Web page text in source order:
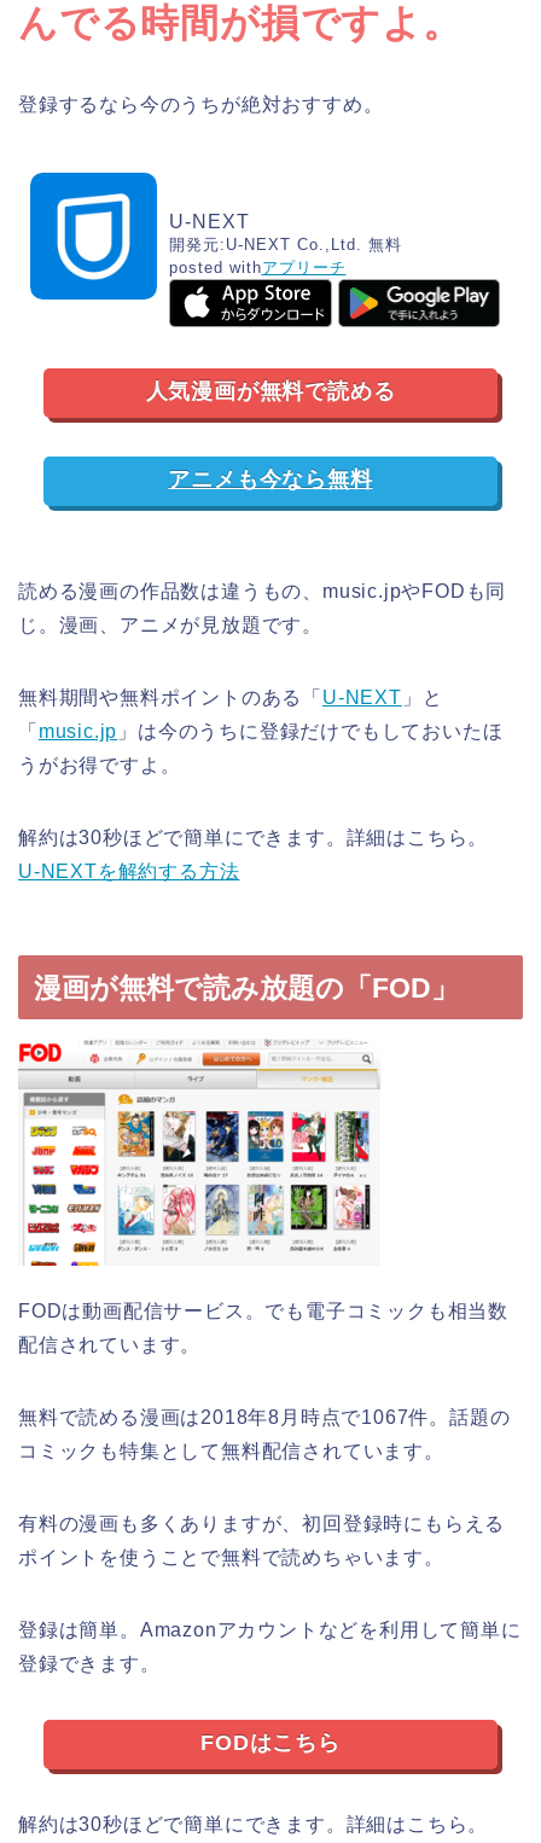
んでる時間が損ですよ。
登録するなら今のうちが絶対おすすめ。
U-NEXT
開発元: U-NEXT Co.,Ltd. 無料
posted withアプリーチ
人気漫画が無料で読める
アニメも今なら無料
読める漫画の作品数は違うもの、music.jpやFODも同
じ。漫画、アニメが見放題です。
無料期間や無料ポイントのある「 U-NEXT 」と
「 music.jp 」は今のうちに登録だけでもしておいたほ
うがお得ですよ。
解約は30秒ほどで簡単にできます。詳細はこちら。
U-NEXTを解約する方法
漫画が無料で読み放題の「FOD」
FODは動画配信サービス。でも電子コミックも相当数
配信されています。
無料で読める漫画は2018年8月時点で1067件。話題の
コミックも特集として無料配信されています。
有料の漫画も多くありますが、初回登録時にもらえる
ポイントを使うことで無料で読めちゃいます。
登録は簡単。Amazonアカウントなどを利用して簡単に
登録できます。
FODはこちら
解約は30秒ほどで簡単にできます。詳細はこちら。